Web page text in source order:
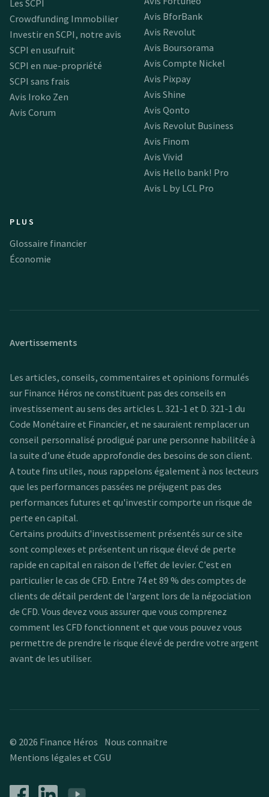
Les SCPI
Crowdfunding Immobilier
Investir en SCPI, notre avis
SCPI en usufruit
SCPI en nue-propriété
SCPI sans frais
Avis Iroko Zen
Avis Corum
Avis BforBank
Avis Revolut
Avis Boursorama
Avis Compte Nickel
Avis Pixpay
Avis Shine
Avis Qonto
Avis Revolut Business
Avis Finom
Avis Vivid
Avis Hello bank! Pro
Avis L by LCL Pro
PLUS
Glossaire financier
Économie
Avertissements
Les articles, conseils, commentaires et opinions formulés
sur Finance Héros ne constituent pas des conseils en
investissement au sens des articles L. 321-1 et D. 321-1 du
Code Monétaire et Financier, et ne sauraient remplacer un
conseil personnalisé prodigué par une personne habilitée à
la suite d’une étude approfondie des besoins de son client.
A toute fins utiles, nous rappelons également à nos lecteurs
que les performances passées ne préjugent pas des
performances futures et qu'investir comporte un risque de
perte en capital.
Certains produits d'investissement présentés sur ce site
sont complexes et présentent un risque élevé de perte
rapide en capital en raison de l'effet de levier. C'est en
particulier le cas de CFD. Entre 74 et 89 % des comptes de
clients de détail perdent de l'argent lors de la négociation
de CFD. Vous devez vous assurer que vous comprenez
comment les CFD fonctionnent et que vous pouvez vous
permettre de prendre le risque élevé de perdre votre argent
avant de les utiliser.
© 2026 Finance Héros
Nous connaitre
Mentions légales et CGU